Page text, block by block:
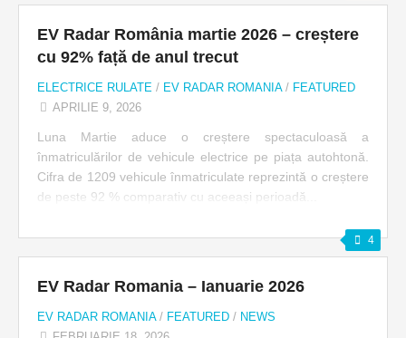
EV Radar România martie 2026 – creștere
cu 92% față de anul trecut
ELECTRICE RULATE / EV RADAR ROMANIA/ FEATURED
APRILIE 9, 2026
Luna Martie aduce o creștere spectaculoasă a
înmatriculărilor de vehicule electrice pe piața autohtonă.
Cifra de 1209 vehicule înmatriculate reprezintă o creștere
de peste 92 % comparativ cu aceeași perioadă...
4
EV Radar Romania – Ianuarie 2026
EV RADAR ROMANIA/ FEATURED / NEWS